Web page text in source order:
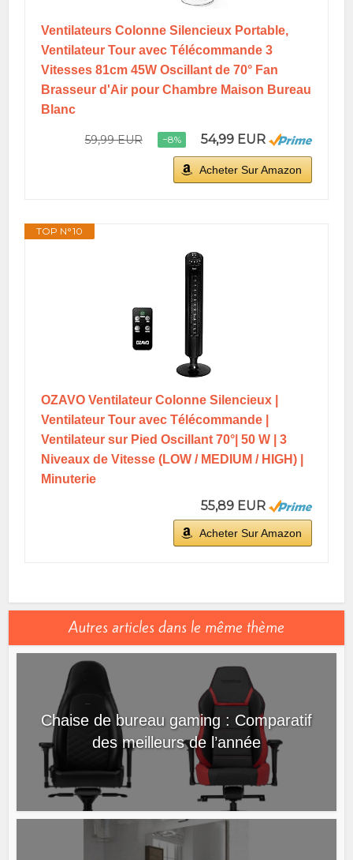
Ventilateurs Colonne Silencieux Portable,
Ventilateur Tour avec Télécommande 3
Vitesses 81cm 45W Oscillant de 70° Fan
Brasseur d'Air pour Chambre Maison Bureau
Blanc
59,99 EUR −8% 54,99 EUR
Acheter Sur Amazon
TOP N°10
OZAVO Ventilateur Colonne Silencieux |
Ventilateur Tour avec Télécommande |
Ventilateur sur Pied Oscillant 70°| 50 W | 3
Niveaux de Vitesse (LOW / MEDIUM / HIGH) |
Minuterie
55,89 EUR
Acheter Sur Amazon
Autres articles dans le même thème
Chaise de bureau gaming : Comparatif
des meilleurs de l’année